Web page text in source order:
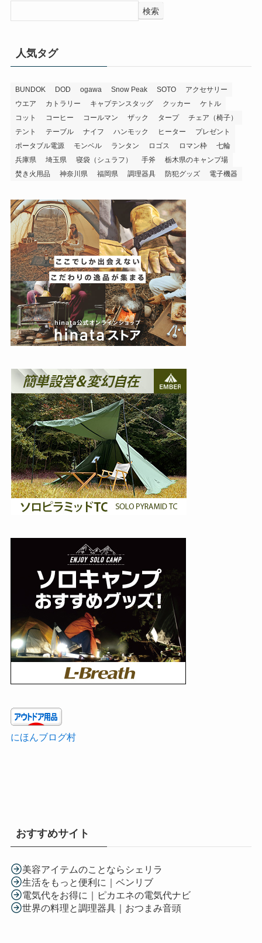
検索
人気タグ
BUNDOK DOD ogawa Snow Peak SOTO
アクセサリー
ウエア
カトラリー キャプテンスタッグ クッカー
ケトル
コット
コーヒー コールマン ザック タープ
チェア（椅子）
テント
テーブル ナイフ ハンモック ヒーター
プレゼント
ポータブル電源
モンベル ランタン ロゴス ロマン枠
七輪
兵庫県
埼玉県 寝袋（シュラフ） 手斧
栃木県のキャンプ場
焚き火用品
神奈川県 福岡県 調理器具 防犯グッズ 電子機器
にほんブログ村
おすすめサイト
美容アイテムのことならシェリラ
生活をもっと便利に｜ベンリブ
電気代をお得に｜ピカエネの電気代ナビ
世界の料理と調理器具｜おつまみ音頭